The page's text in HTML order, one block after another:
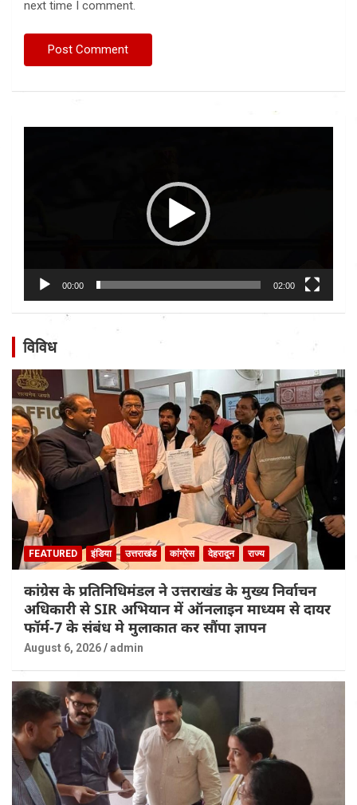
next time I comment.
00:00 02:00
विविध
FEATURED इंडिया उत्तराखंड कांग्रेस देहरादून राज्य
कांग्रेस के प्रतिनिधिमंडल ने उत्तराखंड के मुख्य निर्वाचन
अधिकारी से SIR अभियान में ऑनलाइन माध्यम से दायर
फॉर्म-7 के संबंध मे मुलाकात कर सौंपा ज्ञापन
August 6, 2026 admin